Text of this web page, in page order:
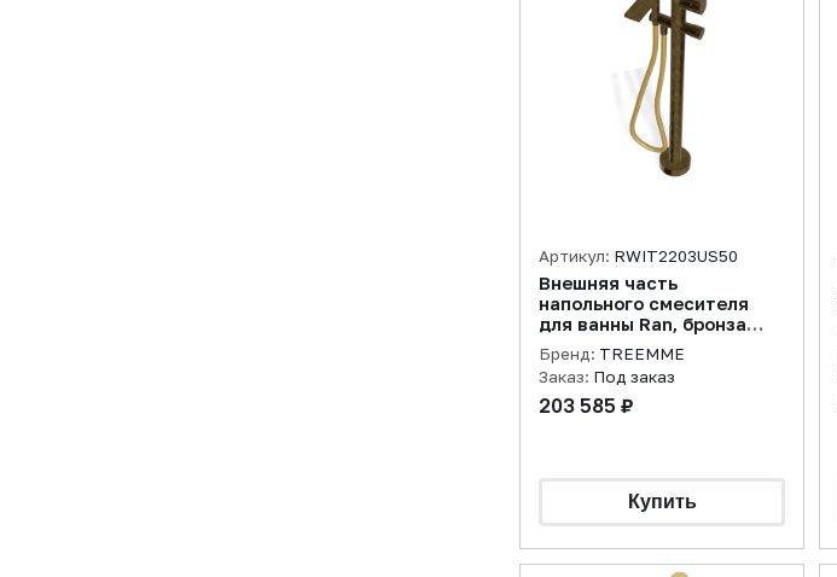
Артикул: RWIT2203US50
Внешняя часть
напольного смесителя
для ванны Ran, бронза
брашированная
Бренд: TREEMME
Заказ: Под заказ
203 585 ₽